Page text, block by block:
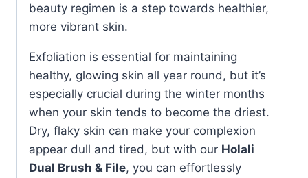
beauty regimen is a step towards healthier,
more vibrant skin.
Exfoliation is essential for maintaining
healthy, glowing skin all year round, but it’s
especially crucial during the winter months
when your skin tends to become the driest.
Dry, flaky skin can make your complexion
appear dull and tired, but with our Holali
Dual Brush & File, you can effortlessly